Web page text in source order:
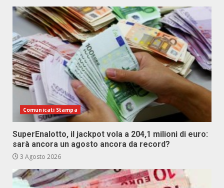
Comunicati Stampa
SuperEnalotto, il jackpot vola a 204,1 milioni di euro:
sarà ancora un agosto ancora da record?
3 Agosto 2026